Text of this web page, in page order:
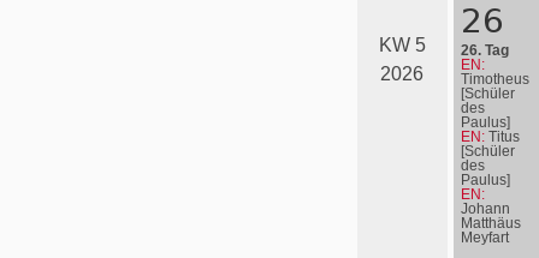
KW 5
2026
26
26. Tag
EN:
Timotheus
[Schüler
des
Paulus]
EN: Titus
[Schüler
des
Paulus]
EN:
Johann
Matthäus
Meyfart